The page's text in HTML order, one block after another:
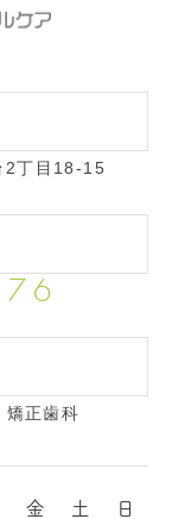
2丁目18-15
矯正歯科
金 土 日